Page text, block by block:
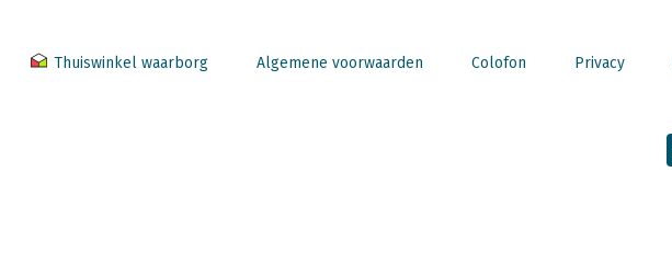
Thuiswinkel waarborg Algemene voorwaarden Colofon Privacy